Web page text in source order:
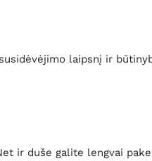
laipsnį ir
ir duše galite lengvai